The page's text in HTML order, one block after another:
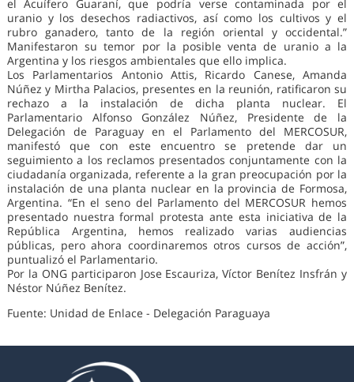
el Acuífero Guaraní, que podría verse contaminada por el
uranio y los desechos radiactivos, así como los cultivos y el
rubro ganadero, tanto de la región oriental y occidental.”
Manifestaron su temor por la posible venta de uranio a la
Argentina y los riesgos ambientales que ello implica.
Los Parlamentarios Antonio Attis, Ricardo Canese, Amanda
Núñez y Mirtha Palacios, presentes en la reunión, ratificaron su
rechazo a la instalación de dicha planta nuclear. El
Parlamentario Alfonso González Núñez, Presidente de la
Delegación de Paraguay en el Parlamento del MERCOSUR,
manifestó que con este encuentro se pretende dar un
seguimiento a los reclamos presentados conjuntamente con la
ciudadanía organizada, referente a la gran preocupación por la
instalación de una planta nuclear en la provincia de Formosa,
Argentina. “En el seno del Parlamento del MERCOSUR hemos
presentado nuestra formal protesta ante esta iniciativa de la
República Argentina, hemos realizado varias audiencias
públicas, pero ahora coordinaremos otros cursos de acción”,
puntualizó el Parlamentario.
Por la ONG participaron Jose Escauriza, Víctor Benítez Insfrán y
Néstor Núñez Benítez.
Fuente: Unidad de Enlace - Delegación Paraguaya